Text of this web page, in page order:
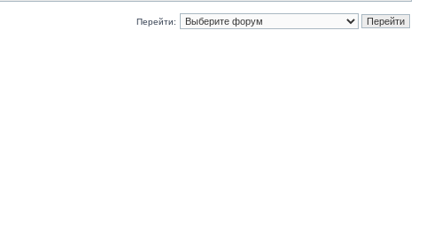
Перейти: